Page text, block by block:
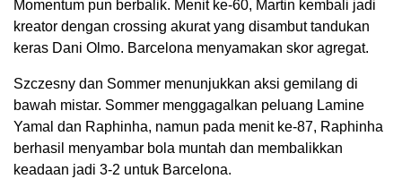
Momentum pun berbalik. Menit ke-60, Martin kembali jadi
kreator dengan crossing akurat yang disambut tandukan
keras Dani Olmo. Barcelona menyamakan skor agregat.
Szczesny dan Sommer menunjukkan aksi gemilang di
bawah mistar. Sommer menggagalkan peluang Lamine
Yamal dan Raphinha, namun pada menit ke-87, Raphinha
berhasil menyambar bola muntah dan membalikkan
keadaan jadi 3-2 untuk Barcelona.